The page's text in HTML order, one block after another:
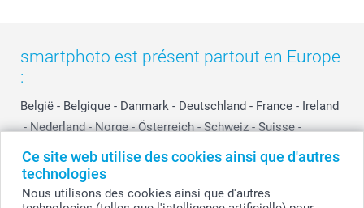
Ce site web utilise des cookies ainsi que d'autres
technologies
Nous utilisons des cookies ainsi que d'autres
smartphoto est présent partout en Europe
:
België - Belgique - Danmark - Deutschland - France - Ireland
- Nederland - Norge - Österreich - Schweiz - Suisse -
Switzerland
Suomi Sverige United Kingdom
Other Countries